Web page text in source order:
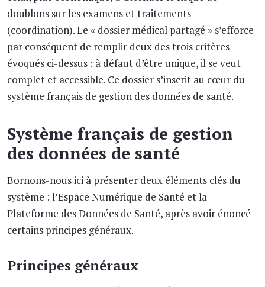
doublons sur les examens et traitements
(coordination). Le « dossier médical partagé » s’efforce
par conséquent de remplir deux des trois critères
évoqués ci-dessus : à défaut d’être unique, il se veut
complet et accessible. Ce dossier s’inscrit au cœur du
système français de gestion des données de santé.
Système français de gestion
des données de santé
Bornons-nous ici à présenter deux éléments clés du
système : l’Espace Numérique de Santé et la
Plateforme des Données de Santé, après avoir énoncé
certains principes généraux.
Principes généraux